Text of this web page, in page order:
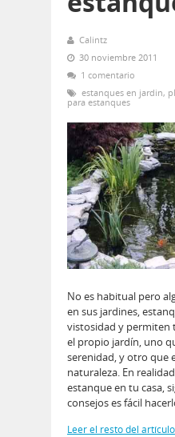
Calintz
30 noviembre 2011
1 comentario
estanques en jardin,
para estanques
No es habitual pero
en sus jardines,
vistosidad y permiten
el propio jardín, uno
serenidad, y otro que
naturaleza. En
estanque en tu casa,
consejos es fácil
Leer el resto del artículo